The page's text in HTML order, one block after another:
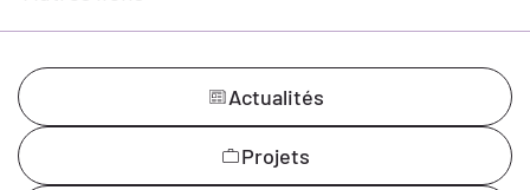
Actualités
Projets